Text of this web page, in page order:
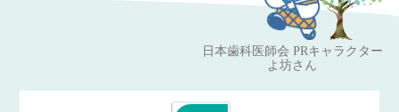
日本歯科医師会 PRキャラクター
よ坊さん